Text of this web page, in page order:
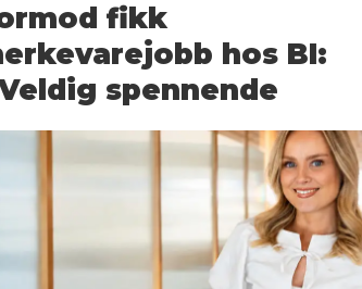
fikk
hos BI:
spennende